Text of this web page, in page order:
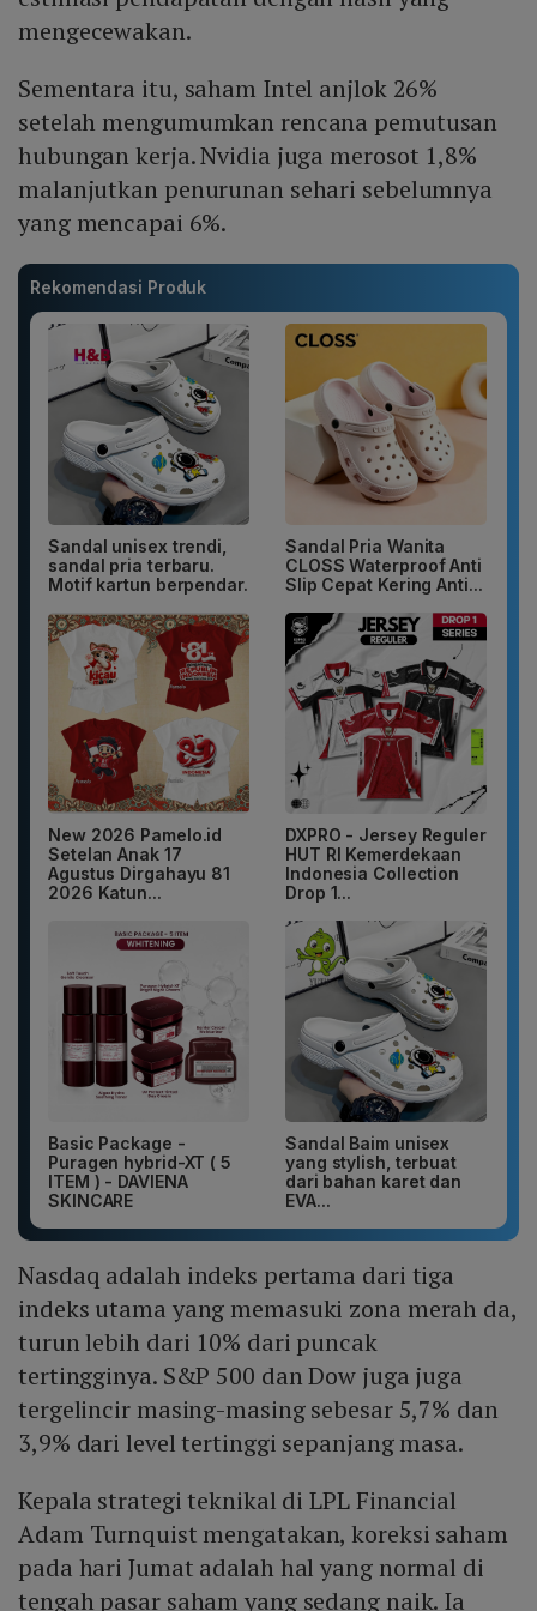
mengecewakan.
Sementara itu, saham Intel anjlok 26%
setelah mengumumkan rencana pemutusan
hubungan kerja. Nvidia juga merosot 1,8%
malanjutkan penurunan sehari sebelumnya
yang mencapai 6%.
Rekomendasi Produk
Sandal unisex trendi,
sandal pria terbaru.
Motif kartun berpendar.
Sandal Pria Wanita
CLOSS Waterproof Anti
Slip Cepat Kering Anti...
New 2026 Pamelo.id
Setelan Anak 17
Agustus Dirgahayu 81
2026 Katun...
DXPRO - Jersey Reguler
HUT RI Kemerdekaan
Indonesia Collection
Drop 1...
Basic Package -
Puragen hybrid-XT ( 5
ITEM ) - DAVIENA
SKINCARE
Sandal Baim unisex
yang stylish, terbuat
dari bahan karet dan
EVA...
Nasdaq adalah indeks pertama dari tiga
indeks utama yang memasuki zona merah da,
turun lebih dari 10% dari puncak
tertingginya. S&P 500 dan Dow juga juga
tergelincir masing-masing sebesar 5,7% dan
3,9% dari level tertinggi sepanjang masa.
Kepala strategi teknikal di LPL Financial
Adam Turnquist mengatakan, koreksi saham
pada hari Jumat adalah hal yang normal di
tengah pasar saham yang sedang naik. Ia